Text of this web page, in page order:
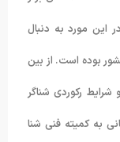
این مورد به دنبال
بوده است. از بین
رکوردی شناگر
به کمیته فنی شنا